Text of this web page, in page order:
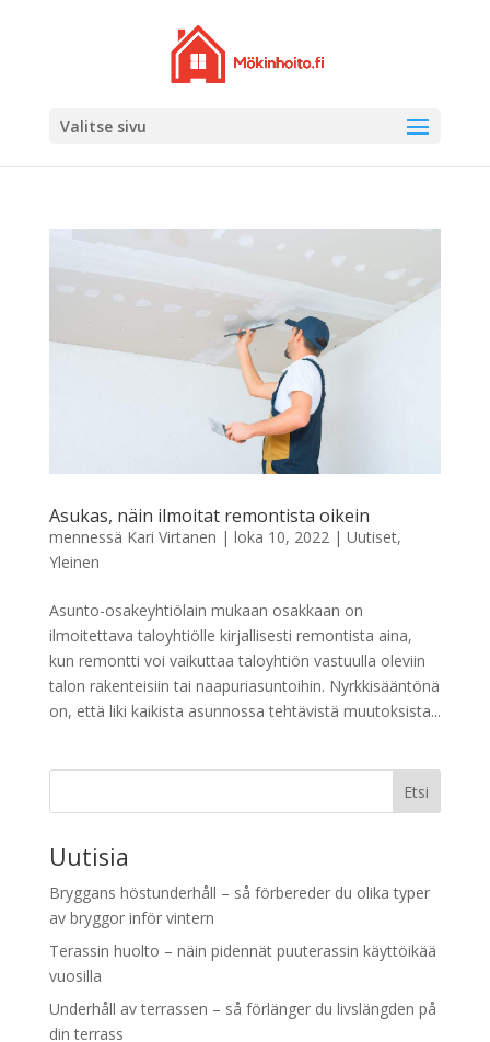
Valitse sivu
Asukas, näin ilmoitat remontista oikein
mennessä Kari Virtanen | loka 10, 2022| Uutiset,
Yleinen
Asunto-osakeyhtiölain mukaan osakkaan on
ilmoitettava taloyhtiölle kirjallisesti remontista aina,
kun remontti voi vaikuttaa taloyhtiön vastuulla oleviin
talon rakenteisiin tai naapuriasuntoihin. Nyrkkisääntönä
on, että liki kaikista asunnossa tehtävistä muutoksista...
Etsi
Uutisia
Bryggans höstunderhåll – så förbereder du olika typer
av bryggor inför vintern
Terassin huolto – näin pidennät puuterassin käyttöikää
vuosilla
Underhåll av terrassen – så förlänger du livslängden på
din terrass